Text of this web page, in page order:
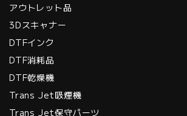
アウトレット品
3Dスキャナー
DTFインク
DTF消耗品
DTF乾燥機
Trans Jet吸煙機
Trans Jet保守パーツ